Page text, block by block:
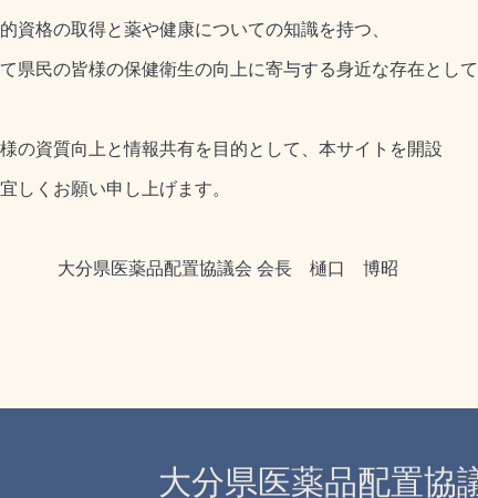
資格の取得と薬や健康についての知識を持つ、
県民の皆様の保健衛生の向上に寄与する身近な存在として
の資質向上と情報共有を目的として、本サイトを開設
しくお願い申し上げます。
大分県医薬品配置協議会 会長 樋口 博昭
大分県医薬品配置協